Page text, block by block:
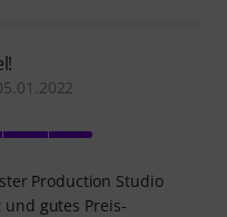
Production Studio
gutes Preis-